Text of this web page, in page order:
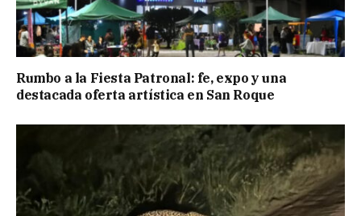
Rumbo a la Fiesta Patronal: fe, expo y una
destacada oferta artística en San Roque